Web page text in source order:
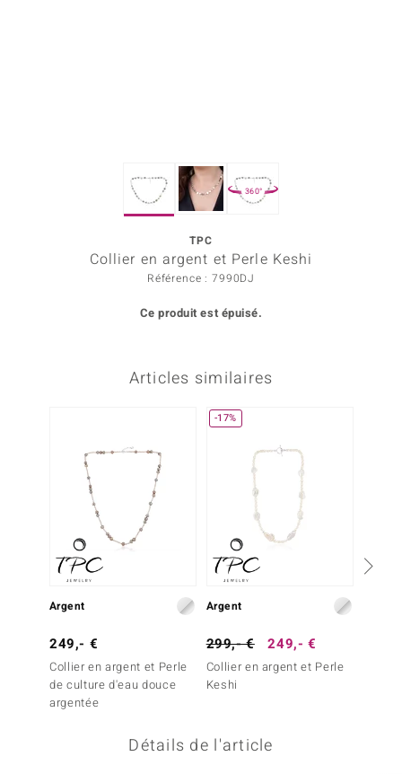
360°
TPC
Collier en argent et Perle Keshi
Référence : 7990DJ
Ce produit est épuisé.
Articles similaires
Argent
249,- €
Collier en argent et Perle
de culture d'eau douce
argentée
-17%
Argent
299,- € 249,- €
Collier en argent et Perle
Keshi
Détails de l'article